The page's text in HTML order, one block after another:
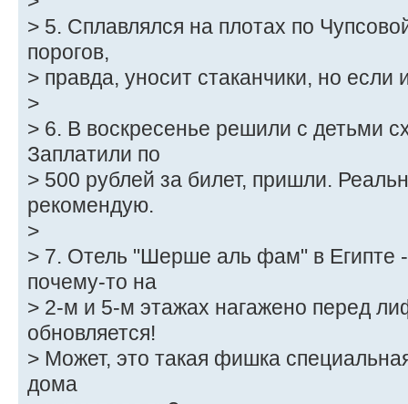
> 5. Сплавлялся на плотах по
порогов,
> правда, уносит стаканчики, но если
>
> 6. В воскресенье решили с детьми
Заплатили по
> 500 рублей за билет, пришли.
рекомендую.
>
> 7. Отель "Шерше аль фам" в Египте
почему-то на
> 2-м и 5-м этажах нагажено перед
обновляется!
> Может, это такая фишка
дома